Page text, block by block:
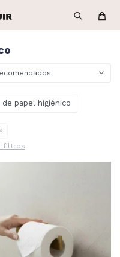
papel higiénico
filtros